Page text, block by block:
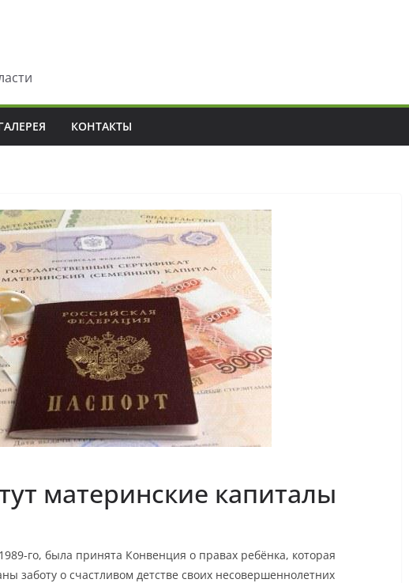
КОНТАКТЫ
материнские капиталы
го, была принята Конвенция о правах ребёнка, которая
заботу о счастливом детстве своих несовершеннолетних